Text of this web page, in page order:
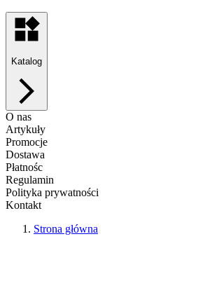
Katalog
O nas
Artykuły
Promocje
Dostawa
Płatnośc
Regulamin
Polityka prywatności
Kontakt
Strona główna